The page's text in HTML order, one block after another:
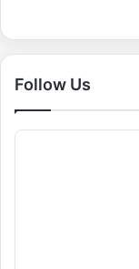
Follow Us